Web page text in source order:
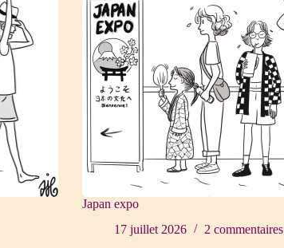
Japan expo
17 juillet 2026
2 commentaires